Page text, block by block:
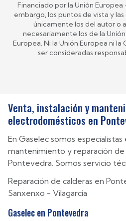
Financiado por la Unión
embargo, los puntos de vista y
únicamente los del autor o
necesariamente los de la
Europea. Ni la Unión Europea ni
ser consideradas
Venta, instalación y
electrodomésticos en
En Gaselec somos especialistas
mantenimiento y reparación
Pontevedra. Somos servicio
Reparación de calderas en
Sanxenxo - Vilagarcía
Gaselec en Pontevedra